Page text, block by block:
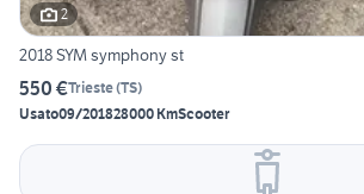
2
2018 SYM symphony st
550 €Trieste(TS)
Usato09/201828000 KmScooter